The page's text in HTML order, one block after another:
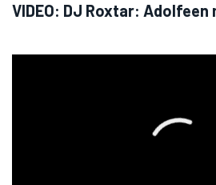
VIDEO: DJ Roxtar: Adolfeen